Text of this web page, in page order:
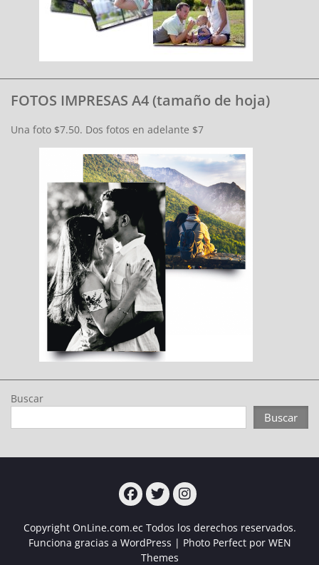
FOTOS IMPRESAS A4 (tamaño de hoja)
Una foto $7.50. Dos fotos en adelante $7
Buscar
Buscar
Copyright OnLine.com.ec Todos los derechos reservados.
Funciona gracias a WordPress | Photo Perfect por WEN
Themes